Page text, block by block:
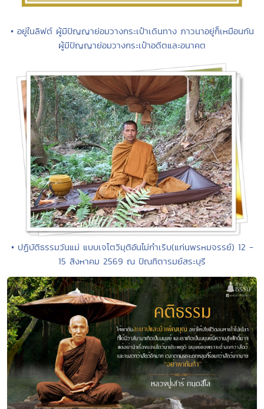
• อยู่ในลิฟต์ ผู้มีปัญญาย่อมวางกระเป๋าเดินทาง ภาวนาอยู่ก็เหมือนกัน
ผู้มีปัญญาย่อมวางกระเป๋าอดีตและอนาคต
• ปฏิบัติธรรมวันแม่ แบบเจโตวิมุติอันไม่กำเริบ(แก่นพรหมจรรย์) 12 -
15 สิงหาคม 2569 ณ ปัณฑิตารมย์สระบุรี